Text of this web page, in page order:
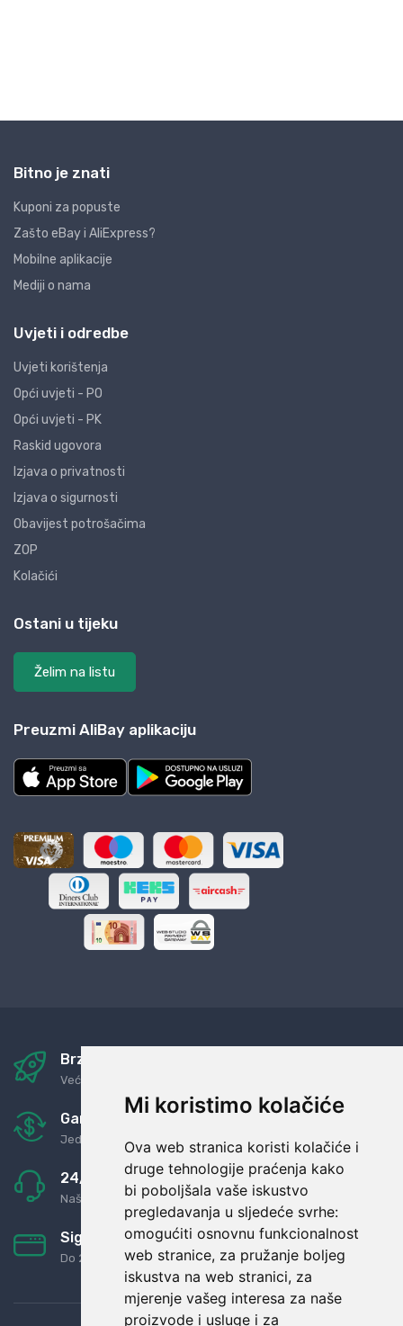
Mi koristimo kolačiće
Ova web stranica koristi kolačiće i
druge tehnologije praćenja kako
bi poboljšala vaše iskustvo
pregledavanja u sljedeće svrhe:
omogućiti osnovnu funkcionalnost
web stranice, za pružanje boljeg
iskustva na web stranici, za
mjerenje vašeg interesa za naše
proizvode i usluge i za
Bitno je znati
Kuponi za popuste
Zašto eBay i AliExpress?
Mobilne aplikacije
Mediji o nama
Uvjeti i odredbe
Uvjeti korištenja
Opći uvjeti - PO
Opći uvjeti - PK
Raskid ugovora
Izjava o privatnosti
Izjava o sigurnosti
Obavijest potrošačima
ZOP
Kolačići
Ostani u tijeku
Želim na listu
Preuzmi AliBay aplikaciju
Brza i sigurna dostava
Već za nekoliko dana kod vas
Garancija u povrat novaca
Jednostavno pravilo: Roba za novac
24/7 odlična podrška
Naši agenti uvijek na raspolaganju
Sigurno obročno plaćanje
Do 24 rata bez kamata